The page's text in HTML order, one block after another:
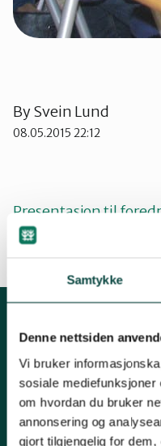
Samtykke
Denne nettsiden
Vi bruker
sosiale
om hvordan du bruker
annonsering og
gjort tilgjengelig for
BySvein Lund
08.05.2015 22:12
Presentasjon til
Kontakt
Fylkesleder Kjell M. Derås
Tlf. 99 57 38 55